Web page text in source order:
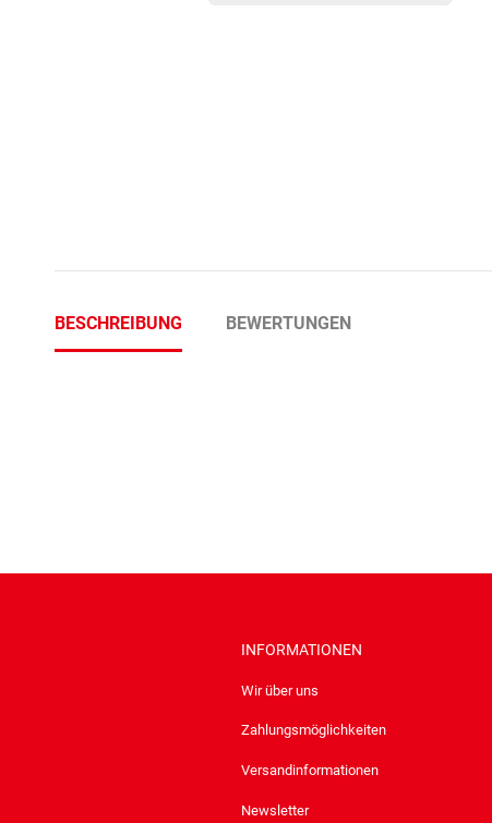
BESCHREIBUNG BEWERTUNGEN
INFORMATIONEN
Wir über uns
Zahlungsmöglichkeiten
Versandinformationen
Newsletter